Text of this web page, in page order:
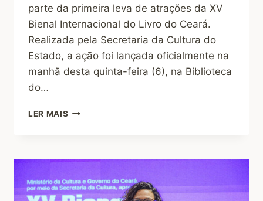
parte da primeira leva de atrações da XV
Bienal Internacional do Livro do Ceará.
Realizada pela Secretaria da Cultura do
Estado, a ação foi lançada oficialmente na
manhã desta quinta-feira (6), na Biblioteca
do…
LER MAIS